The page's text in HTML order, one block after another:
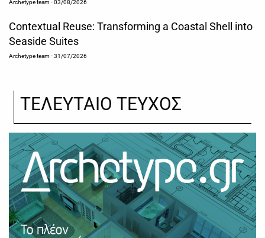
Archetype team- 03/08/2026
Contextual Reuse: Transforming a Coastal Shell into
Seaside Suites
Archetype team- 31/07/2026
ΤΕΛΕΥΤΑΙΟ ΤΕΥΧΟΣ